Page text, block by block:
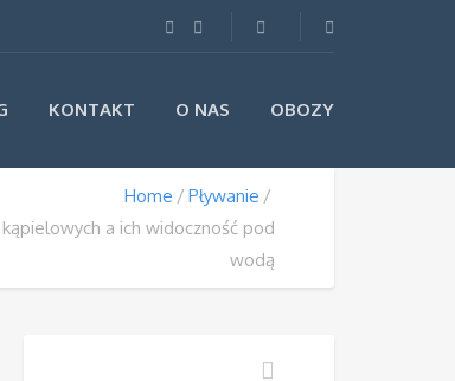
KONTAKT O NAS OBOZY
Home
Pływanie
a ich widoczność pod
wodą